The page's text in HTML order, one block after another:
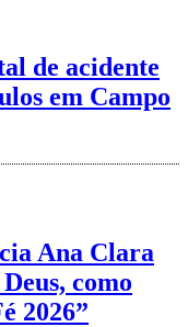
de acidente
em Campo
Ana Clara
como
2026”